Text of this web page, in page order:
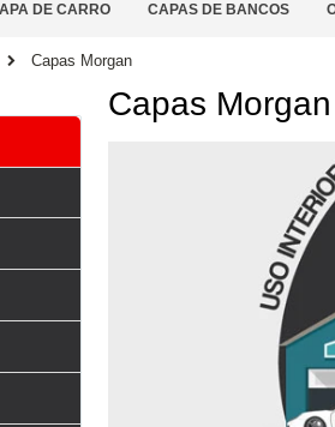
DE CARRO CAPAS DE BANCOS
Capas Morgan
Capas Morgan